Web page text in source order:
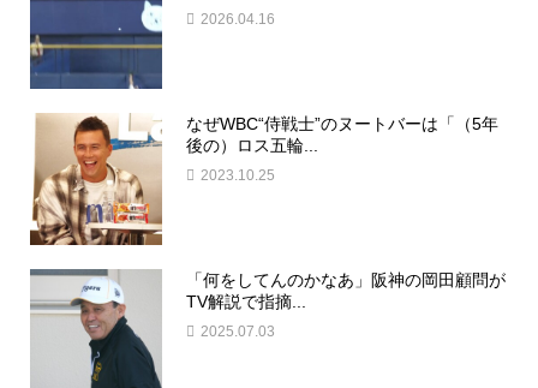
2026.04.16
なぜWBC“侍戦士”のヌートバーは「（5年
後の）ロス五輪...
2023.10.25
「何をしてんのかなあ」阪神の岡田顧問が
TV解説で指摘...
2025.07.03